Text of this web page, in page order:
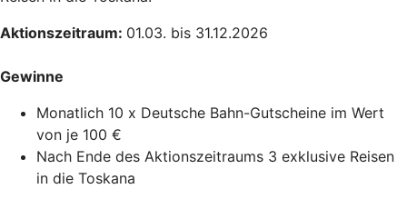
Aktionszeitraum: 01.03. bis 31.12.2026
Gewinne
Monatlich 10 x Deutsche Bahn-Gutscheine im Wert
von je 100 €
Nach Ende des Aktionszeitraums 3 exklusive Reisen
in die Toskana